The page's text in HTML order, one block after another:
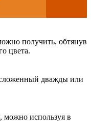
получить, обтянув
цвета.
дважды или
можно используя в